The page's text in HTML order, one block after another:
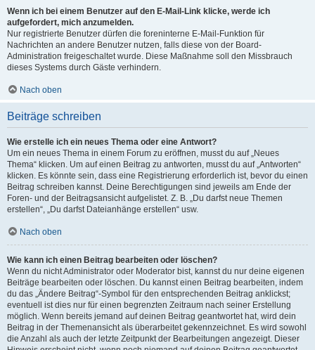
Wenn ich bei einem Benutzer auf den E-Mail-Link klicke, werde ich
aufgefordert, mich anzumelden.
Nur registrierte Benutzer dürfen die foreninterne E-Mail-Funktion für
Nachrichten an andere Benutzer nutzen, falls diese von der Board-
Administration freigeschaltet wurde. Diese Maßnahme soll den Missbrauch
dieses Systems durch Gäste verhindern.
Nach oben
Beiträge schreiben
Wie erstelle ich ein neues Thema oder eine Antwort?
Um ein neues Thema in einem Forum zu eröffnen, musst du auf „Neues
Thema“ klicken. Um auf einen Beitrag zu antworten, musst du auf „Antworten“
klicken. Es könnte sein, dass eine Registrierung erforderlich ist, bevor du einen
Beitrag schreiben kannst. Deine Berechtigungen sind jeweils am Ende der
Foren- und der Beitragsansicht aufgelistet. Z. B. „Du darfst neue Themen
erstellen“, „Du darfst Dateianhänge erstellen“ usw.
Nach oben
Wie kann ich einen Beitrag bearbeiten oder löschen?
Wenn du nicht Administrator oder Moderator bist, kannst du nur deine eigenen
Beiträge bearbeiten oder löschen. Du kannst einen Beitrag bearbeiten, indem
du das „Ändere Beitrag“-Symbol für den entsprechenden Beitrag anklickst;
eventuell ist dies nur für einen begrenzten Zeitraum nach seiner Erstellung
möglich. Wenn bereits jemand auf deinen Beitrag geantwortet hat, wird dein
Beitrag in der Themenansicht als überarbeitet gekennzeichnet. Es wird sowohl
die Anzahl als auch der letzte Zeitpunkt der Bearbeitungen angezeigt. Dieser